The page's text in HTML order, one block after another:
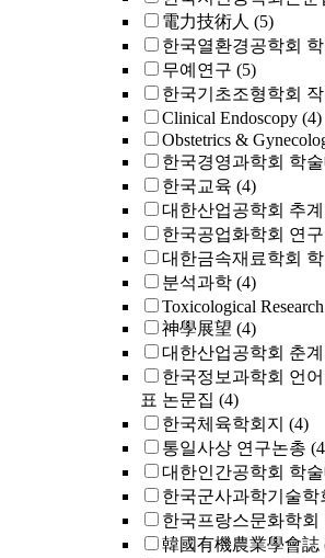
電力技術人 (5)
한국열환경공학회 학
무예연구 (5)
한국기초조형학회
Clinical Endoscopy (4)
Obstetrics &
한국경영과학회 학
한국교육 (4)
대한산업공학회 추
한국공업화학회 연
대한금속재료학회
분석과학 (4)
Toxicological Research
神學展望 (4)
대한산업공학회 춘
한국정보과학회 언
표 논문집 (4)
한국체육학회지 (4)
통일사상 연구논총
대한인간공학회 학
한국군사과학기술학
한국프랑스문화학회
韓國有機農業學會誌